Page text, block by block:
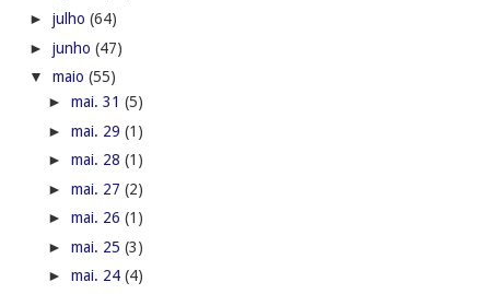
► julho (64)
► junho (47)
▼ maio (55)
► mai. 31 (5)
► mai. 29 (1)
► mai. 28 (1)
► mai. 27 (2)
► mai. 26 (1)
► mai. 25 (3)
► mai. 24 (4)